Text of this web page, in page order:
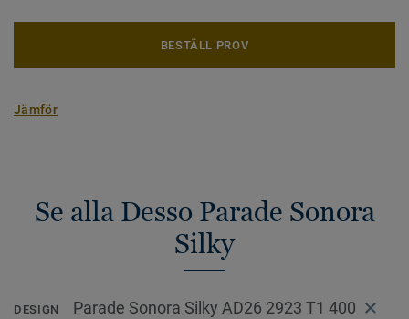
BESTÄLL PROV
Jämför
Se alla Desso Parade Sonora
Silky
DESIGN Parade Sonora Silky AD26 2923 T1 400